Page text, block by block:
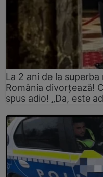
La 2 ani de la
România divorțează!
spus adio! „Da, este